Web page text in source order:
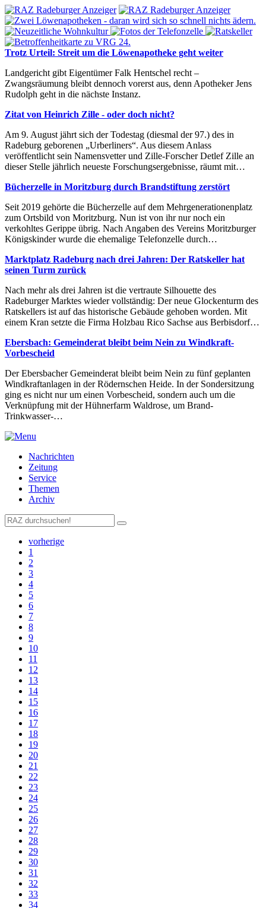
Trotz Urteil: Streit um die Löwenapotheke geht weiter
Landgericht gibt Eigentümer Falk Hentschel recht –
Zwangsräumung bleibt dennoch vorerst aus, denn Apotheker Jens
Rudolph geht in die nächste Instanz.
Zitat von Heinrich Zille - oder doch nicht?
Am 9. August jährt sich der Todestag (diesmal der 97.) des in
Radeburg geborenen „Urberliners“. Aus diesem Anlass
veröffentlicht sein Namensvetter und Zille-Forscher Detlef Zille an
dieser Stelle jährlich neueste Forschungsergebnisse, räumt mit…
Bücherzelle in Moritzburg durch Brandstiftung zerstört
Seit 2019 gehörte die Bücherzelle auf dem Mehrgenerationenplatz
zum Ortsbild von Moritzburg. Nun ist von ihr nur noch ein
verkohltes Gerippe übrig. Nach Angaben des Vereins Moritzburger
Königskinder wurde die ehemalige Telefonzelle durch…
Marktplatz Radeburg nach drei Jahren: Der Ratskeller hat
seinen Turm zurück
Nach mehr als drei Jahren ist die vertraute Silhouette des
Radeburger Marktes wieder vollständig: Der neue Glockenturm des
Ratskellers ist auf das historische Gebäude gehoben worden. Mit
einem Kran setzte die Firma Holzbau Rico Sachse aus Berbisdorf…
Ebersbach: Gemeinderat bleibt beim Nein zu Windkraft-
Vorbescheid
Der Ebersbacher Gemeinderat bleibt beim Nein zu fünf geplanten
Windkraftanlagen in der Rödernschen Heide. In der Sondersitzung
ging es nicht nur um einen Vorbescheid, sondern auch um die
Verknüpfung mit der Hühnerfarm Waldrose, um Brand-
Trinkwasser-…
Nachrichten
Zeitung
Service
Themen
Archiv
vorherige
1
2
3
4
5
6
7
8
9
10
11
12
13
14
15
16
17
18
19
20
21
22
23
24
25
26
27
28
29
30
31
32
33
34